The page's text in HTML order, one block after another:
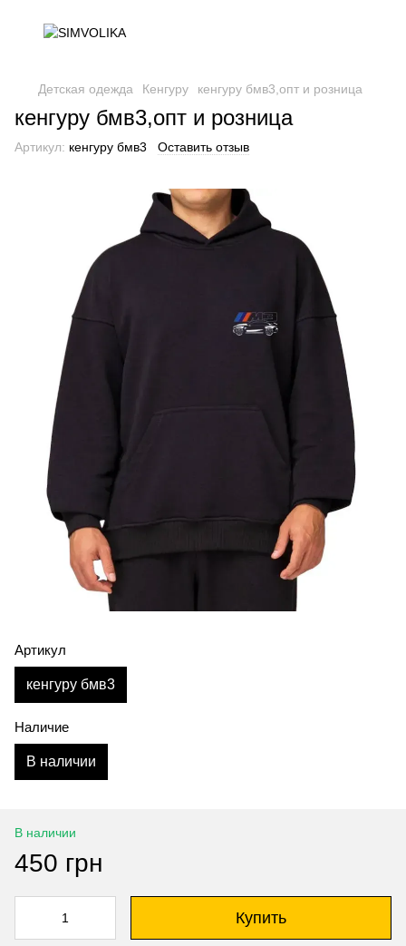
Детская одежда Кенгуру кенгуру бмв3,опт и розница
кенгуру бмв3,опт и розница
Артикул: кенгуру бмв3 Оставить отзыв
Артикул
кенгуру бмв3
Наличие
В наличии
В наличии
450 грн
Купить